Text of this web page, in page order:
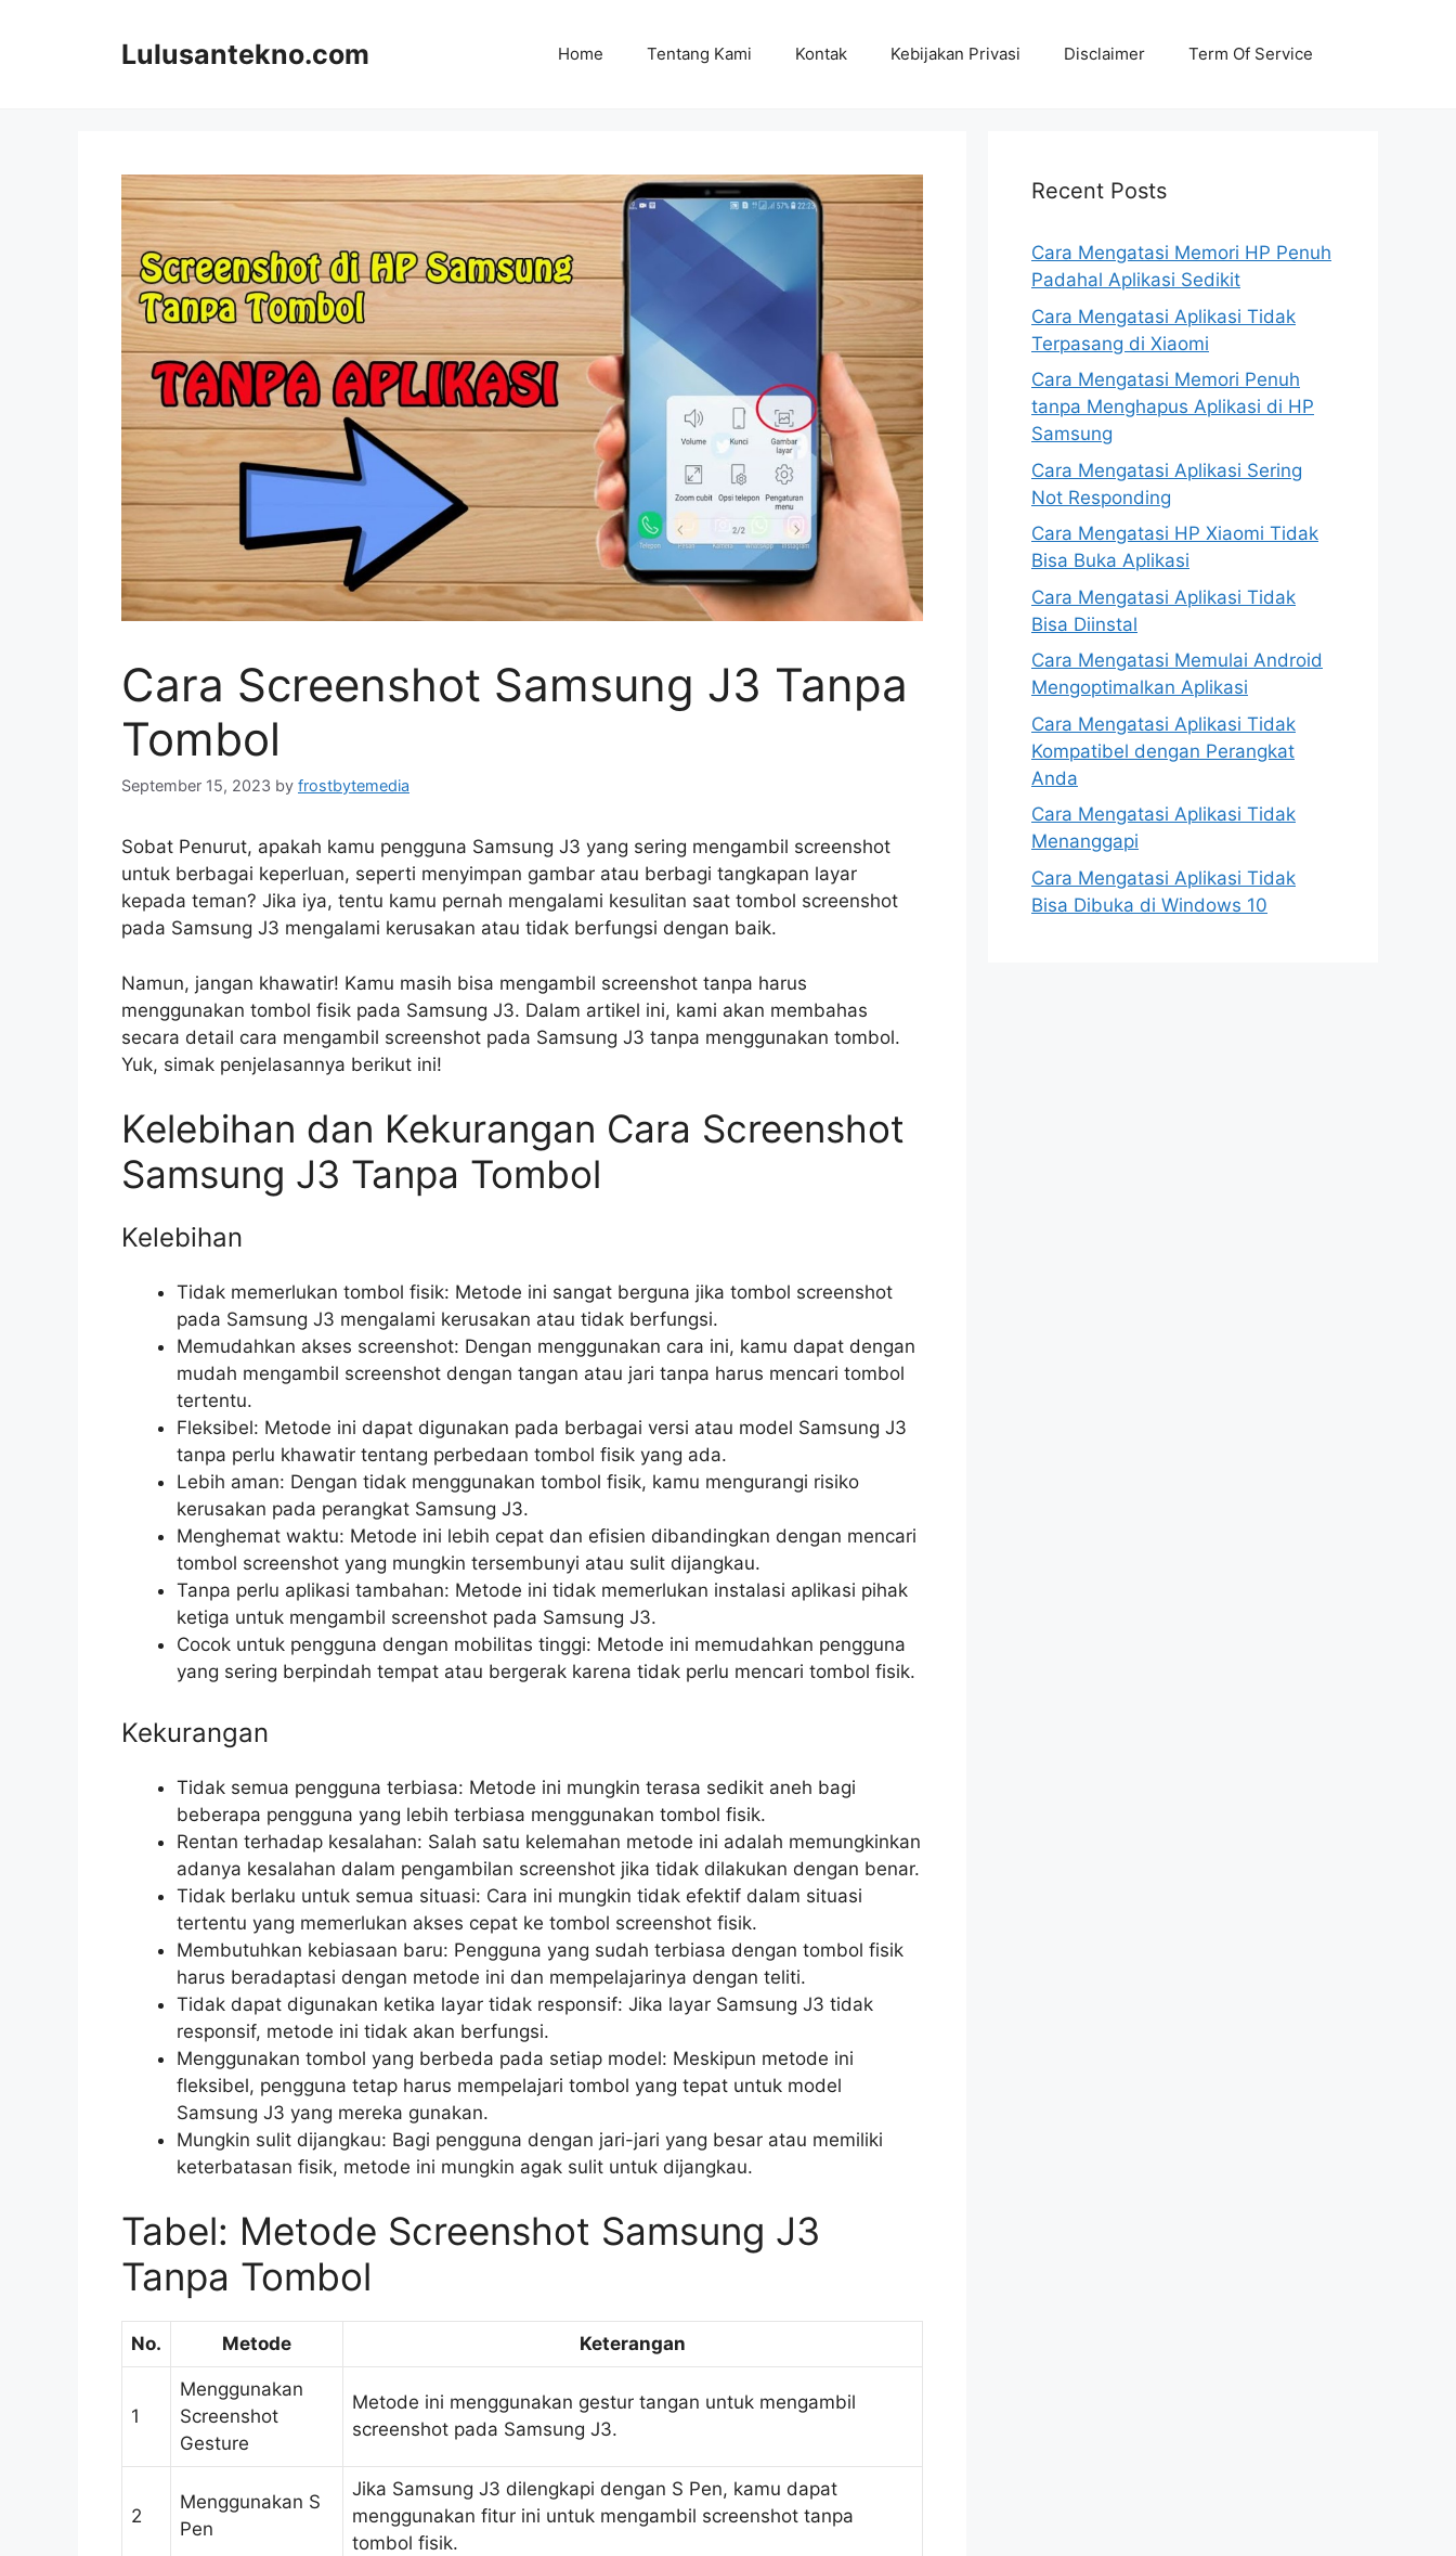
Lulusantekno.com Home Tentang Kami Kontak Kebijakan Privasi Disclaimer Term Of Service
Cara Screenshot Samsung J3 Tanpa
Tombol
September 15, 2023 by frostbytemedia
Sobat Penurut, apakah kamu pengguna Samsung J3 yang sering mengambil screenshot
untuk berbagai keperluan, seperti menyimpan gambar atau berbagi tangkapan layar
kepada teman? Jika iya, tentu kamu pernah mengalami kesulitan saat tombol screenshot
pada Samsung J3 mengalami kerusakan atau tidak berfungsi dengan baik.
Namun, jangan khawatir! Kamu masih bisa mengambil screenshot tanpa harus
menggunakan tombol fisik pada Samsung J3. Dalam artikel ini, kami akan membahas
secara detail cara mengambil screenshot pada Samsung J3 tanpa menggunakan tombol.
Yuk, simak penjelasannya berikut ini!
Kelebihan dan Kekurangan Cara Screenshot
Samsung J3 Tanpa Tombol
Kelebihan
Tidak memerlukan tombol fisik: Metode ini sangat berguna jika tombol screenshot
pada Samsung J3 mengalami kerusakan atau tidak berfungsi.
Memudahkan akses screenshot: Dengan menggunakan cara ini, kamu dapat dengan
mudah mengambil screenshot dengan tangan atau jari tanpa harus mencari tombol
tertentu.
Fleksibel: Metode ini dapat digunakan pada berbagai versi atau model Samsung J3
tanpa perlu khawatir tentang perbedaan tombol fisik yang ada.
Lebih aman: Dengan tidak menggunakan tombol fisik, kamu mengurangi risiko
kerusakan pada perangkat Samsung J3.
Menghemat waktu: Metode ini lebih cepat dan efisien dibandingkan dengan mencari
tombol screenshot yang mungkin tersembunyi atau sulit dijangkau.
Tanpa perlu aplikasi tambahan: Metode ini tidak memerlukan instalasi aplikasi pihak
ketiga untuk mengambil screenshot pada Samsung J3.
Cocok untuk pengguna dengan mobilitas tinggi: Metode ini memudahkan pengguna
yang sering berpindah tempat atau bergerak karena tidak perlu mencari tombol fisik.
Kekurangan
Tidak semua pengguna terbiasa: Metode ini mungkin terasa sedikit aneh bagi
beberapa pengguna yang lebih terbiasa menggunakan tombol fisik.
Rentan terhadap kesalahan: Salah satu kelemahan metode ini adalah memungkinkan
adanya kesalahan dalam pengambilan screenshot jika tidak dilakukan dengan benar.
Tidak berlaku untuk semua situasi: Cara ini mungkin tidak efektif dalam situasi
tertentu yang memerlukan akses cepat ke tombol screenshot fisik.
Membutuhkan kebiasaan baru: Pengguna yang sudah terbiasa dengan tombol fisik
harus beradaptasi dengan metode ini dan mempelajarinya dengan teliti.
Tidak dapat digunakan ketika layar tidak responsif: Jika layar Samsung J3 tidak
responsif, metode ini tidak akan berfungsi.
Menggunakan tombol yang berbeda pada setiap model: Meskipun metode ini
fleksibel, pengguna tetap harus mempelajari tombol yang tepat untuk model
Samsung J3 yang mereka gunakan.
Mungkin sulit dijangkau: Bagi pengguna dengan jari-jari yang besar atau memiliki
keterbatasan fisik, metode ini mungkin agak sulit untuk dijangkau.
Tabel: Metode Screenshot Samsung J3
Tanpa Tombol
No. Metode Keterangan
1
Menggunakan
Screenshot
Gesture
Metode ini menggunakan gestur tangan untuk mengambil
screenshot pada Samsung J3.
2
Menggunakan S
Pen
Jika Samsung J3 dilengkapi dengan S Pen, kamu dapat
menggunakan fitur ini untuk mengambil screenshot tanpa
tombol fisik.
Recent Posts
Cara Mengatasi Memori HP Penuh
Padahal Aplikasi Sedikit
Cara Mengatasi Aplikasi Tidak
Terpasang di Xiaomi
Cara Mengatasi Memori Penuh
tanpa Menghapus Aplikasi di HP
Samsung
Cara Mengatasi Aplikasi Sering
Not Responding
Cara Mengatasi HP Xiaomi Tidak
Bisa Buka Aplikasi
Cara Mengatasi Aplikasi Tidak
Bisa Diinstal
Cara Mengatasi Memulai Android
Mengoptimalkan Aplikasi
Cara Mengatasi Aplikasi Tidak
Kompatibel dengan Perangkat
Anda
Cara Mengatasi Aplikasi Tidak
Menanggapi
Cara Mengatasi Aplikasi Tidak
Bisa Dibuka di Windows 10